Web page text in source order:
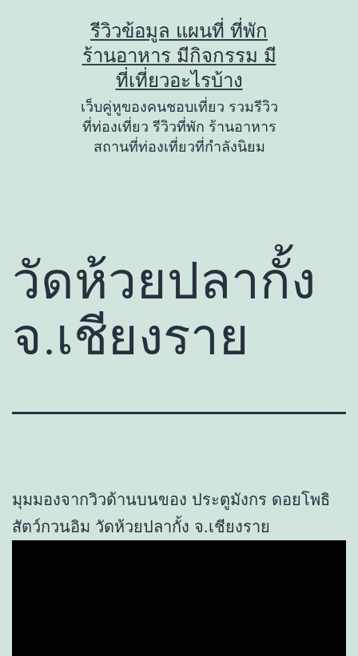
รีวิวข้อมูล แผนที่ ที่พัก
ร้านอาหาร มีกิจกรรม มี
ที่เที่ยวอะไรบ้าง
เว็บคู่หูของคนชอบเที่ยว รวมรีวิว
ที่ท่องเที่ยว รีวิวที่พัก ร้านอาหาร
สถานที่ท่องเที่ยวที่กำลังนิยม
วัดห้วยปลากั้ง
จ.เชียงราย
มุมมองจากวิวด้านบนของ ประตูมังกร ดอยโพธิ
สัตว์กวนอิม วัดห้วยปลากั้ง จ.เชียงราย